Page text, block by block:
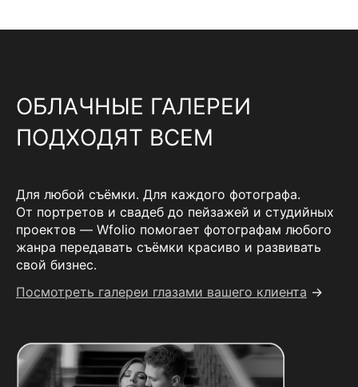
ОБЛАЧНЫЕ ГАЛЕРЕИ
ПОДХОДЯТ ВСЕМ
Для любой съёмки. Для каждого фотографа.
От портретов и свадеб до пейзажей и студийных
проектов — Wfolio помогает фотографам любого
жанра передавать съёмки красиво и развивать
свой бизнес.
Посмотреть галереи глазами вашего клиента →